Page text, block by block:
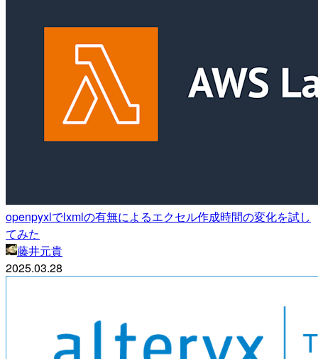
openpyxlでlxmlの有無によるエクセル作成時間の変化を試し
てみた
藤井元貴
2025.03.28